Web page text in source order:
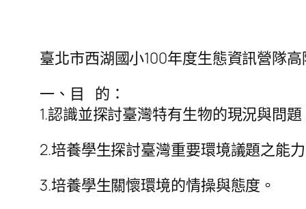
臺北市西湖國小100年度生態資訊營隊
一、目 的：
1.認識並探討臺灣特有生物的現況與問題
2.培養學生探討臺灣重要環境議題之能力
3.培養學生關懷環境的情操與態度。